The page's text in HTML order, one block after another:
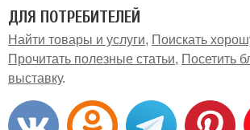
ДЛЯ ПОТРЕБИТЕЛЕЙ
Найти товары и услуги
Поискать
Прочитать полезные статьи
Посетить
выставку